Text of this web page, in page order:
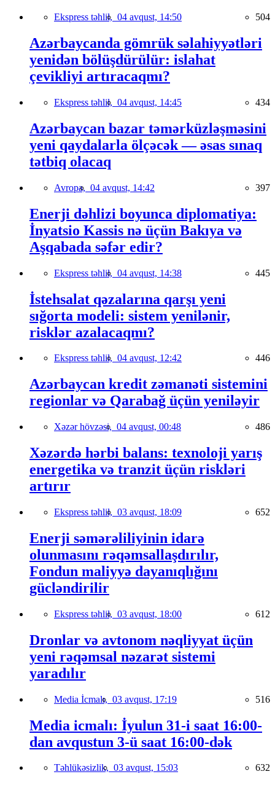
Ekspress təhlil, 04 avqust, 14:50 504
Azərbaycanda gömrük səlahiyyətləri
yenidən bölüşdürülür: islahat
çevikliyi artıracaqmı?
Ekspress təhlil, 04 avqust, 14:45 434
Azərbaycan bazar təmərküzləşməsini
yeni qaydalarla ölçəcək — əsas sınaq
tətbiq olacaq
Avropa, 04 avqust, 14:42 397
Enerji dəhlizi boyunca diplomatiya:
İnyatsio Kassis nə üçün Bakıya və
Aşqabada səfər edir?
Ekspress təhlil, 04 avqust, 14:38 445
İstehsalat qəzalarına qarşı yeni
sığorta modeli: sistem yenilənir,
risklər azalacaqmı?
Ekspress təhlil, 04 avqust, 12:42 446
Azərbaycan kredit zəmanəti sistemini
regionlar və Qarabağ üçün yeniləyir
Xəzər hövzəsi, 04 avqust, 00:48 486
Xəzərdə hərbi balans: texnoloji yarış
energetika və tranzit üçün riskləri
artırır
Ekspress təhlil, 03 avqust, 18:09 652
Enerji səmərəliliyinin idarə
olunmasını rəqəmsallaşdırılır,
Fondun maliyyə dayanıqlığını
gücləndirilir
Ekspress təhlil, 03 avqust, 18:00 612
Dronlar və avtonom nəqliyyat üçün
yeni rəqəmsal nəzarət sistemi
yaradılır
Media İcmalı, 03 avqust, 17:19 516
Media icmalı: İyulun 31-i saat 16:00-
dan avqustun 3-ü saat 16:00-dək
Təhlükəsizlik, 03 avqust, 15:03 632